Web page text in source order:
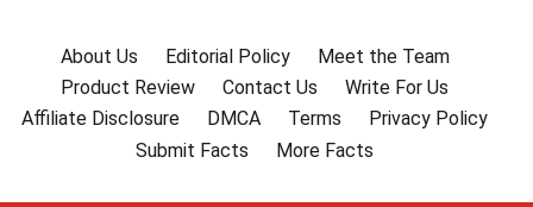
About Us Editorial Policy
Meet the Team
Product Review
Contact Us
Write For Us
Affiliate Disclosure
DMCA Terms
Privacy Policy
Submit Facts
More Facts